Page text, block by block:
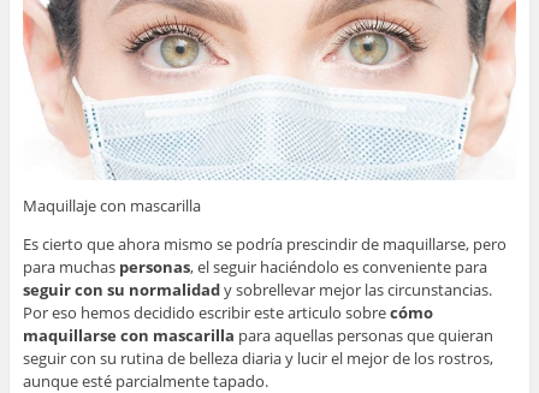
Maquillaje con mascarilla
Es cierto que ahora mismo se podría prescindir de maquillarse, pero
para muchas personas, el seguir haciéndolo es conveniente para
seguir con su normalidady sobrellevar mejor las circunstancias.
Por eso hemos decidido escribir este articulo sobrecómo
maquillarse con mascarilla para aquellas personas que quieran
seguir con su rutina de belleza diaria y lucir el mejor de los rostros,
aunque esté parcialmente tapado.